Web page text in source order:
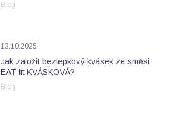
Blog
13.10.2025
Jak založit bezlepkový kvásek ze směsi
EAT-fit KVÁSKOVÁ?
Blog